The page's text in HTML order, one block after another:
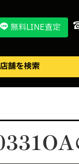
無料LINE査定
舗を検索